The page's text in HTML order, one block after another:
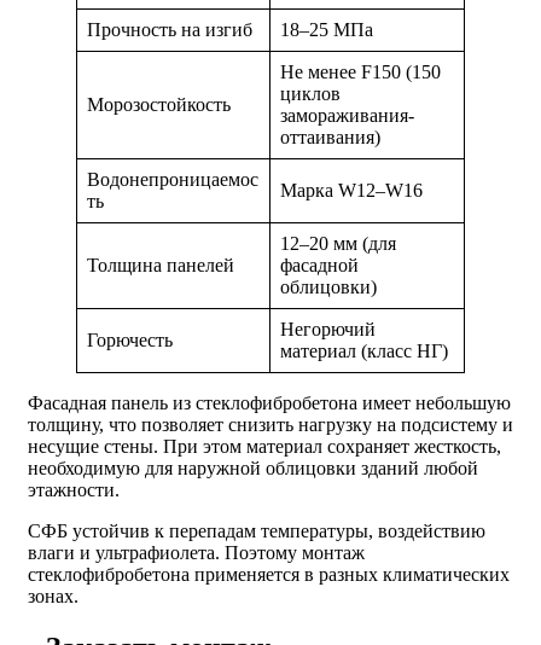
Прочность на изгиб 18–25 МПа
Морозостойкость
Не менее F150 (150
циклов
замораживания-
оттаивания)
Водонепроницаемос
ть
Марка W12–W16
Толщина панелей
12–20 мм (для
фасадной
облицовки)
Горючесть
Негорючий
материал (класс НГ)
Фасадная панель из стеклофибробетона имеет небольшую
толщину, что позволяет снизить нагрузку на подсистему и
несущие стены. При этом материал сохраняет жесткость,
необходимую для наружной облицовки зданий любой
этажности.
СФБ устойчив к перепадам температуры, воздействию
влаги и ультрафиолета. Поэтому монтаж
стеклофибробетона применяется в разных климатических
зонах.